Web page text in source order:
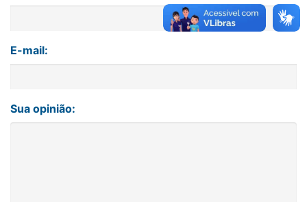
E-mail:
Sua opinião: